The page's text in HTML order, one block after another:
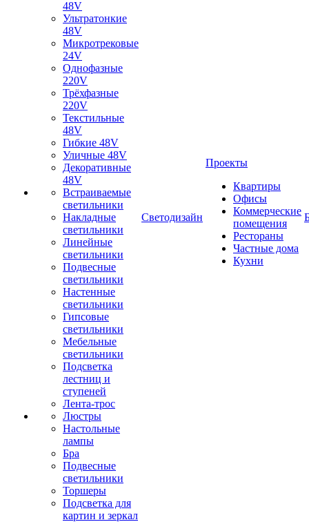
48V
Ультратонкие
48V
Микротрековые
24V
Однофазные
220V
Трёхфазные
220V
Текстильные
48V
Гибкие 48V
Уличные 48V
Декоративные
48V
Встраиваемые
светильники
Накладные
светильники
Линейные
светильники
Подвесные
светильники
Настенные
светильники
Гипсовые
светильники
Мебельные
светильники
Подсветка
лестниц и
ступеней
Лента-трос
Люстры
Настольные
лампы
Бра
Подвесные
светильники
Торшеры
Подсветка для
картин и зеркал
Светодизайн
Проекты
Квартиры
Офисы
Коммерческие
помещения
Рестораны
Частные дома
Кухни